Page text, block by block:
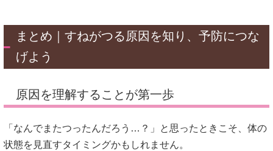
まとめ｜すねがつる原因を知り、予防につな
げよう
原因を理解することが第一歩
「なんでまたつったんだろう…？」と思ったときこそ、体の
状態を見直すタイミングかもしれません。